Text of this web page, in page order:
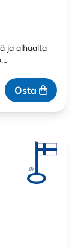
ja alhaalta
Osta